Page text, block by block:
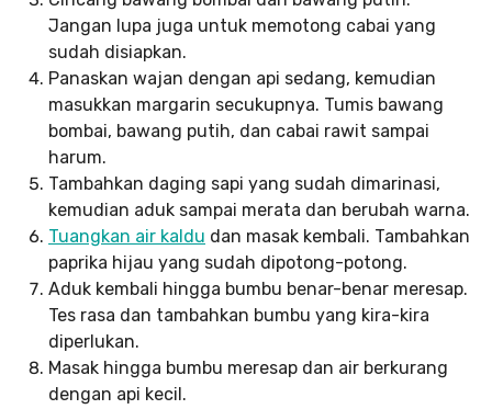
Jangan lupa juga untuk memotong cabai yang
sudah disiapkan.
Panaskan wajan dengan api sedang, kemudian
masukkan margarin secukupnya. Tumis bawang
bombai, bawang putih, dan cabai rawit sampai
harum.
Tambahkan daging sapi yang sudah dimarinasi,
kemudian aduk sampai merata dan berubah warna.
Tuangkan air kaldu dan masak kembali. Tambahkan
paprika hijau yang sudah dipotong-potong.
Aduk kembali hingga bumbu benar-benar meresap.
Tes rasa dan tambahkan bumbu yang kira-kira
diperlukan.
Masak hingga bumbu meresap dan air berkurang
dengan api kecil.